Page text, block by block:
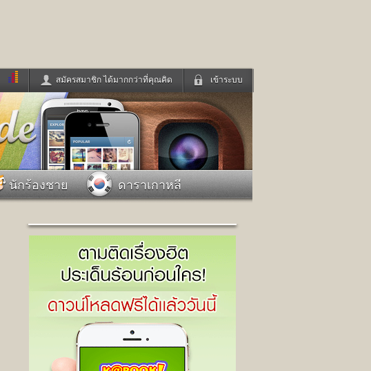
เข้าระบบ
สมัครสมาชิก ได้มากกว่าที่คุณคิด
ข่าวดารา
ดูทีวี
ฟังเพลง
ฟังวิทยุออนไลน์
แชทหมากฮอส
Glitter
แต่งงาน
แม่และเด็ก
สุขภาพ
สัตว์เลี้ยง
บ้านและการตกแต่ง
ท่องเที่ยว
Facebook
เข้าระบบด้วย User Kapook
Email
Password
เข้าระบบด้วย Facebook
นักร้องชาย
ดาราเกาหลี